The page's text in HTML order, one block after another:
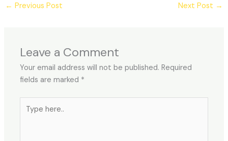
← Previous Post Next Post →
Leave a Comment
Your email address will not be published. Required
fields are marked *
here..